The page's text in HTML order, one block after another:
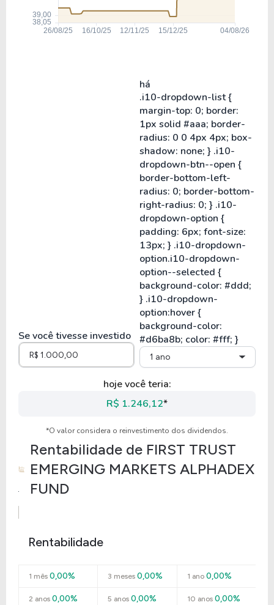
Se você tivesse investido
há
1 ano
hoje você teria:
R$ 1.246,12*
*O valor considera o reinvestimento dos dividendos.
Rentabilidade de FIRST TRUST
EMERGING MARKETS ALPHADEX
FUND
Rentabilidade
1 mês 0,00% 3 meses 0,00% 1 ano0,00%
2 anos 0,00% 5 anos 0,00% 10 anos0,00%